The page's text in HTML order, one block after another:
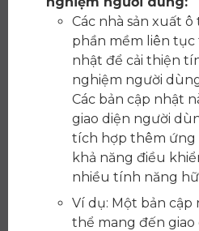
Các nhà sản xuất
phần mềm liên tục
nhật để cải thiện
nghiệm người
Các bản cập nhật
giao diện người
tích hợp thêm ứng
khả năng điều
nhiều tính năng
Ví dụ: Một bản
thể mang đến